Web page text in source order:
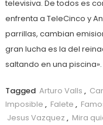
televisiva. De todos es
enfrenta a TeleCinco y
parrillas, cambian
gran lucha es la del
saltando en una
Tagged Arturo Valls ,
Imposible , Falete ,
Jesus Vazquez , Mira